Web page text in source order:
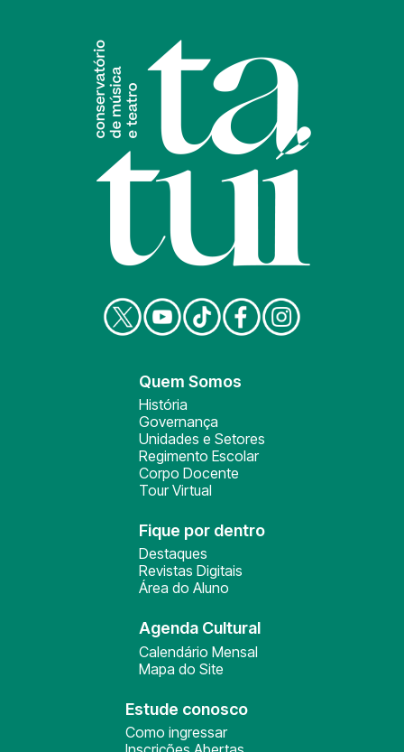
Quem Somos
História
Governança
Unidades e Setores
Regimento Escolar
Corpo Docente
Tour Virtual
Fique por dentro
Destaques
Revistas Digitais
Área do Aluno
Agenda Cultural
Calendário Mensal
Mapa do Site
Estude conosco
Como ingressar